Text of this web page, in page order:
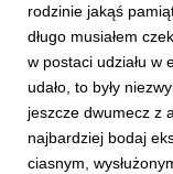
rodzinie jakąś
długo musiałem
w postaci udziału w
udało, to były
jeszcze dwumecz z
najbardziej bodaj
ciasnym,